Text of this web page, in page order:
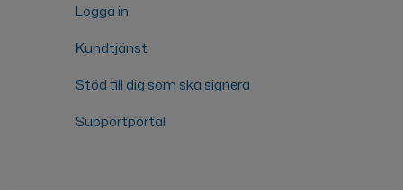
Logga in
Kundtjänst
Stöd till dig som ska signera
Supportportal